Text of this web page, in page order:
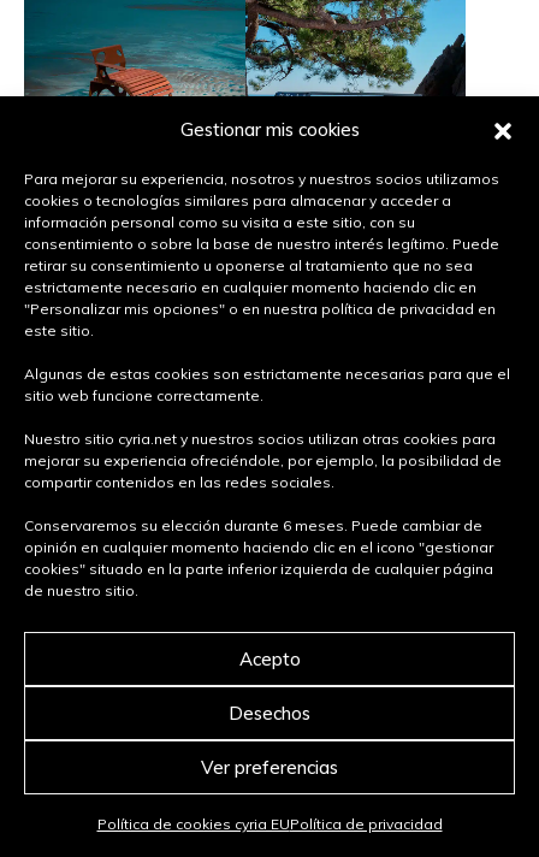
Gestionar mis cookies
Para mejorar su experiencia, nosotros y nuestros socios utilizamos
cookies o tecnologías similares para almacenar y acceder a
información personal como su visita a este sitio, con su
consentimiento o sobre la base de nuestro interés legítimo. Puede
retirar su consentimiento u oponerse al tratamiento que no sea
estrictamente necesario en cualquier momento haciendo clic en
"Personalizar mis opciones" o en nuestra política de privacidad en
este sitio.
Algunas de estas cookies son estrictamente necesarias para que el
sitio web funcione correctamente.
Nuestro sitio cyria.net y nuestros socios utilizan otras cookies para
mejorar su experiencia ofreciéndole, por ejemplo, la posibilidad de
compartir contenidos en las redes sociales.
Conservaremos su elección durante 6 meses. Puede cambiar de
opinión en cualquier momento haciendo clic en el icono "gestionar
cookies" situado en la parte inferior izquierda de cualquier página
de nuestro sitio.
Acepto
Desechos
Ver preferencias
Política de cookies cyria EUPolítica de privacidad
GREEN PALACIO
Mesa de picnic
ELINIUM
Banco semisentado
isquiático
PYSA
Silla
PYSA